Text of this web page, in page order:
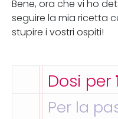
Bene, ora che vi ho
seguire la mia ricetta
stupire i vostri ospiti!
Dosi per
Per la